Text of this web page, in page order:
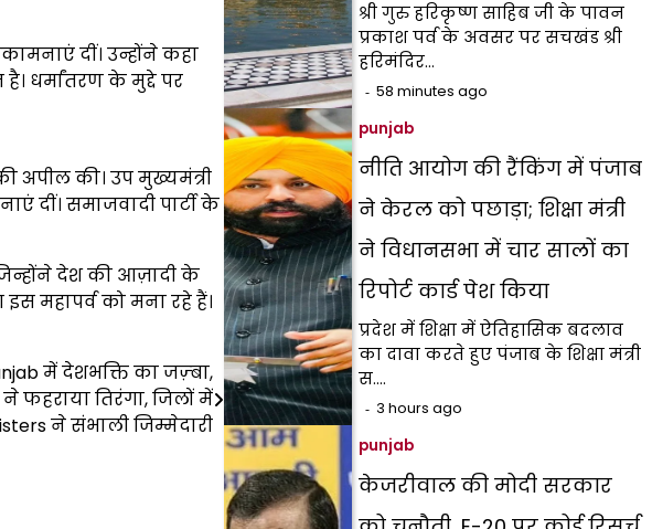
दीं। उन्होंने कहा
धर्मांतरण के मुद्दे पर
अपील की। उप मुख्यमंत्री
दीं। समाजवादी पार्टी के
देश की आज़ादी के
महापर्व को मना रहे हैं।
में देशभक्ति का जज़्बा,
फहराया तिरंगा, जिलों में
ने संभाली जिम्मेदारी
श्री गुरु हरिकृष्ण साहिब जी के पावन
प्रकाश पर्व के अवसर पर सचखंड श्री
हरिमंदिर…
58 minutes ago
punjab
नीति आयोग की रैंकिंग में पंजाब
ने केरल को पछाड़ा; शिक्षा मंत्री
ने विधानसभा में चार सालों का
रिपोर्ट कार्ड पेश किया
प्रदेश में शिक्षा में ऐतिहासिक बदलाव
का दावा करते हुए पंजाब के शिक्षा मंत्री
स.…
3 hours ago
punjab
केजरीवाल की मोदी सरकार